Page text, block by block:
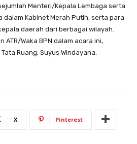
Menteri/Kepala Lembaga serta
dalam Kabinet Merah Putih; serta para
daerah dari berbagai wilayah.
ATR/Waka BPN dalam acara ini,
Ruang, Suyus Windayana.
X Pinterest